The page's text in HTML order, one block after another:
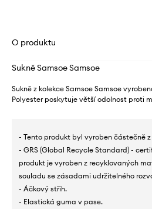
O produktu
Sukně Samsoe Samsoe
Sukně z kolekce Samsoe Samsoe
Polyester poskytuje větší odolnost proti
- Tento produkt byl vyroben částečně
- GRS (Global Recycle Standard) -
produkt je vyroben z recyklovaných
souladu se zásadami udržitelného
- Áčkový střih.
- Elastická guma v pase.